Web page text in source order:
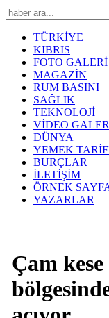
TÜRKİYE
KIBRIS
FOTO GALERİ
MAGAZİN
RUM BASINI
SAĞLIK
TEKNOLOJİ
VİDEO
DÜNYA
YEMEK
BURÇLAR
İLETİŞİM
ÖRNEK
YAZARLAR
Çam